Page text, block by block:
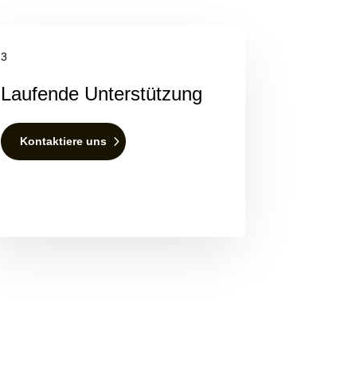
3
Laufende Unterstützung
Kontaktiere uns